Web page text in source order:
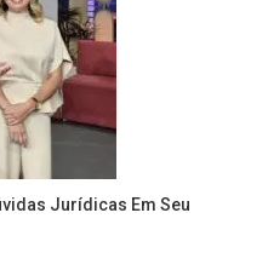
Jurídicas Em Seu